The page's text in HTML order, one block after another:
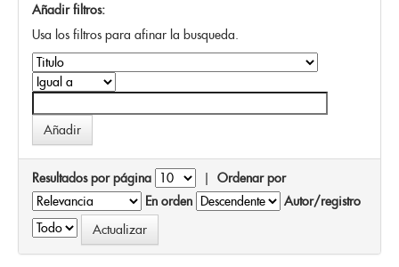
Añadir filtros:
Usa los filtros para afinar la busqueda.
Resultados por página | Ordenar por
En orden
Autor/registro